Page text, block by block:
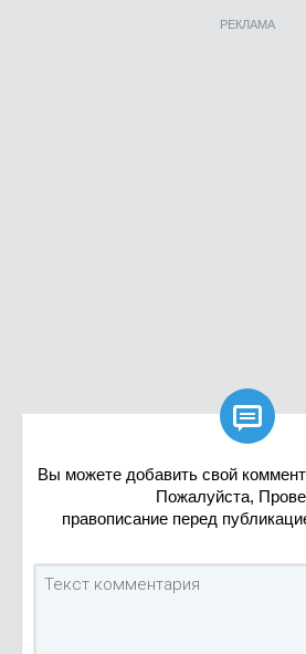
РЕКЛАМА

Вы можете добавить свой
Пожалуйста,
правописание перед